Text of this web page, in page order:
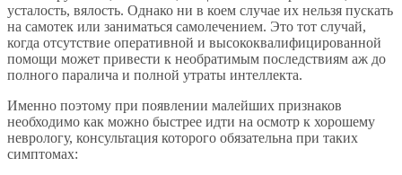
усталость, вялость. Однако ни в коем случае их нельзя пускать
на самотек или заниматься самолечением. Это тот случай,
когда отсутствие оперативной и высококвалифицированной
помощи может привести к необратимым последствиям аж до
полного паралича и полной утраты интеллекта.
Именно поэтому при появлении малейших признаков
необходимо как можно быстрее идти на осмотр к хорошему
неврологу, консультация которого обязательна при таких
симптомах: